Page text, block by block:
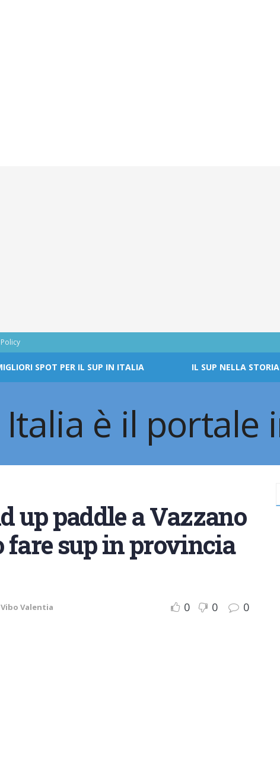
SPOT PER IL SUP IN ITALIA IL SUP NELLA STORIA
up paddle a Vazzano
fare sup in provincia
Valentia 0 0 0